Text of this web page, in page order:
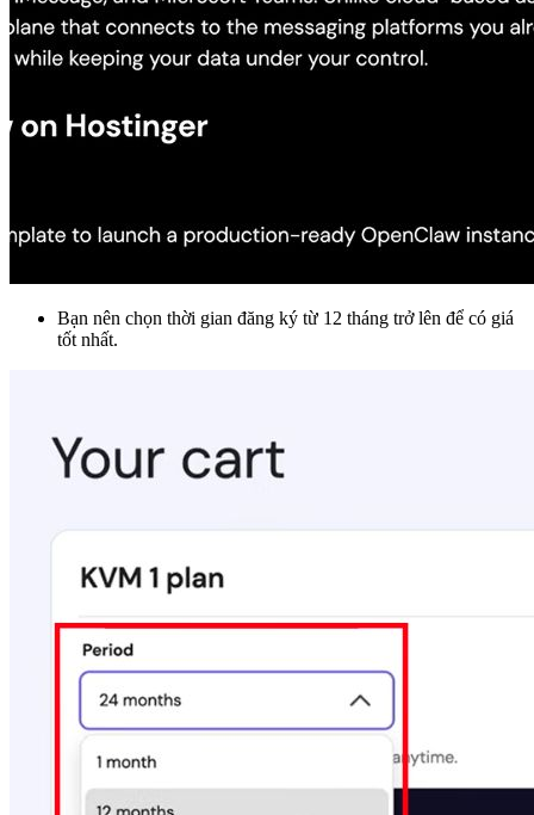
Bạn nên chọn thời gian đăng ký từ 12 tháng trở lên để có giá
tốt nhất.